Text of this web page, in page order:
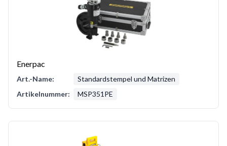
Enerpac
Art.-Name:
Standardstempel und Matrizen
Artikelnummer:
MSP351PE